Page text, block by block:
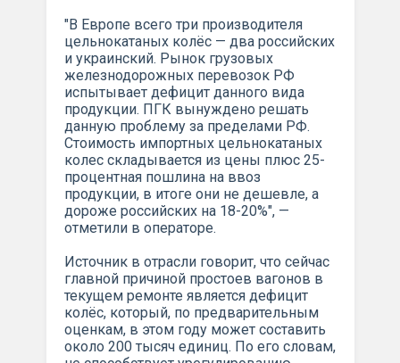
"В Европе всего три производителя
цельнокатаных колёс — два российских
и украинский. Рынок грузовых
железнодорожных перевозок РФ
испытывает дефицит данного вида
продукции. ПГК вынуждено решать
данную проблему за пределами РФ.
Стоимость импортных цельнокатаных
колес складывается из цены плюс 25-
процентная пошлина на ввоз
продукции, в итоге они не дешевле, а
дороже российских на 18-20%", —
отметили в операторе.
Источник в отрасли говорит, что сейчас
главной причиной простоев вагонов в
текущем ремонте является дефицит
колёс, который, по предварительным
оценкам, в этом году может составить
около 200 тысяч единиц. По его словам,